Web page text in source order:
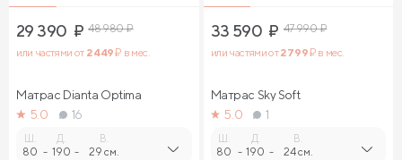
29 390 ₽ 48 980₽
или частями от 2 449₽ в мес.
Матрас Dianta Optima
5.0
16
80 -
Д.
190 -
В.
29 см.
33 590 ₽ 47 990₽
или частями от2 799₽ в мес.
Матрас Sky Soft
5.0
1
80 -
Д.
190 -
В.
24 см.